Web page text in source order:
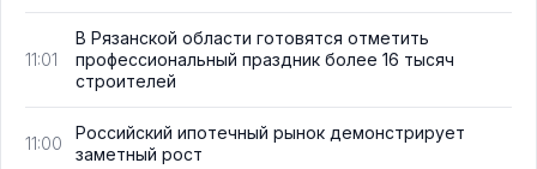
11:01
В Рязанской области готовятся отметить
профессиональный праздник более 16 тысяч
строителей
11:00
Российский ипотечный рынок демонстрирует
заметный рост